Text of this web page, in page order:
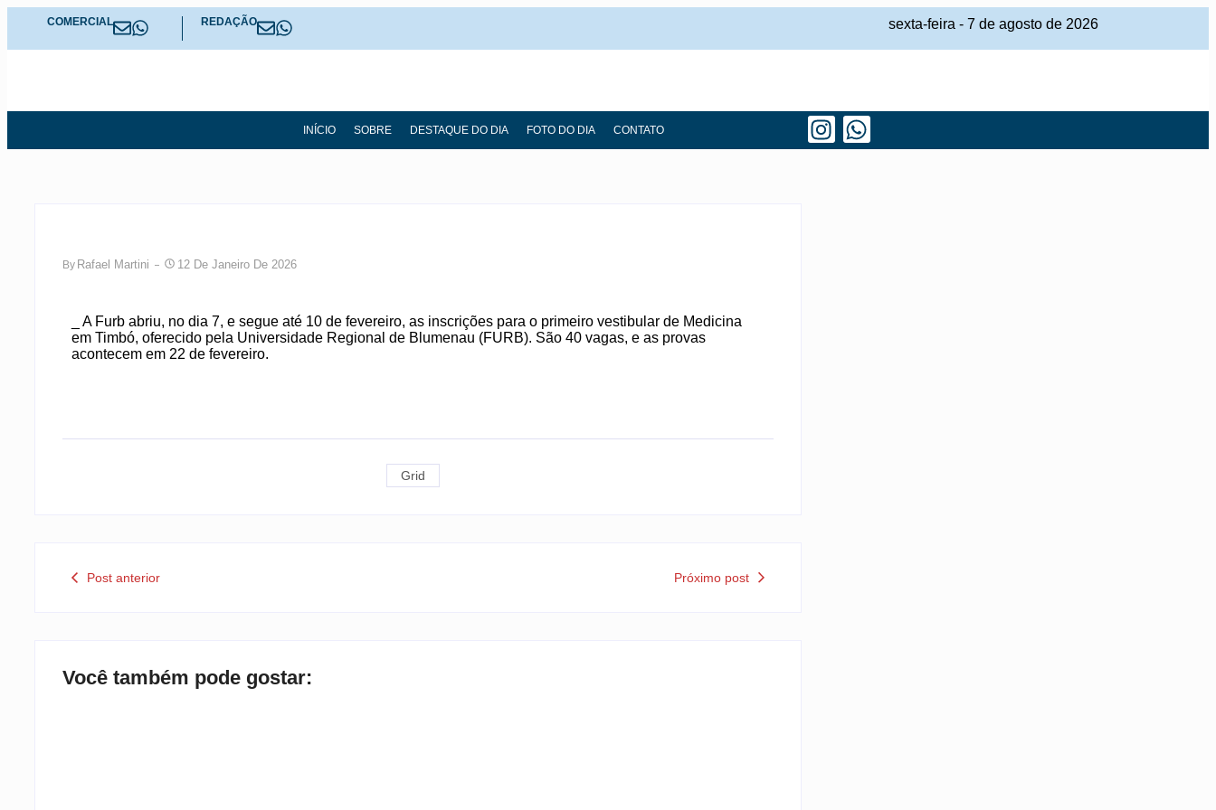
COMERCIAL REDAÇÃO sexta-feira - 7 de agosto de 2026
INÍCIO SOBRE DESTAQUE DO DIA FOTO DO DIA CONTATO
By Rafael Martini 12 De Janeiro De 2026
_ A Furb abriu, no dia 7, e segue até 10 de fevereiro, as inscrições para o primeiro vestibular de Medicina
em Timbó, oferecido pela Universidade Regional de Blumenau (FURB). São 40 vagas, e as provas
acontecem em 22 de fevereiro.
Grid
Post anterior Próximo post
Você também pode gostar: